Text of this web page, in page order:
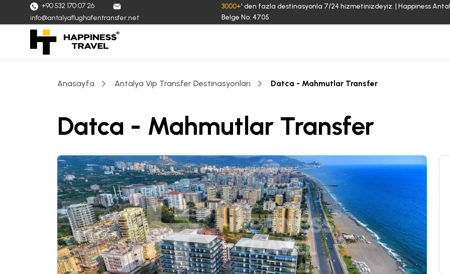
+90 532 170 07 26
info@antalyaflughafentransfer.net
3000+' den fazla destinasyonla 7/24 hizmetinizdeyiz. | Happiness
Belge No: 4705
Anasayfa Antalya Vip Transfer Destinasyonları Datca - Mahmutlar Transfer
Datca - Mahmutlar Transfer